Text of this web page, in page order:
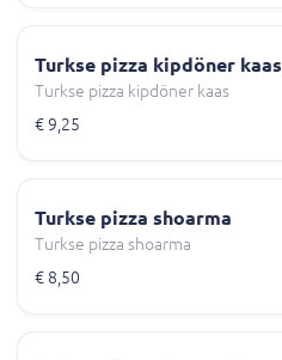
Turkse pizza kipdöner kaas
Turkse pizza kipdöner kaas
€ 9,25
Turkse pizza shoarma
Turkse pizza shoarma
€ 8,50